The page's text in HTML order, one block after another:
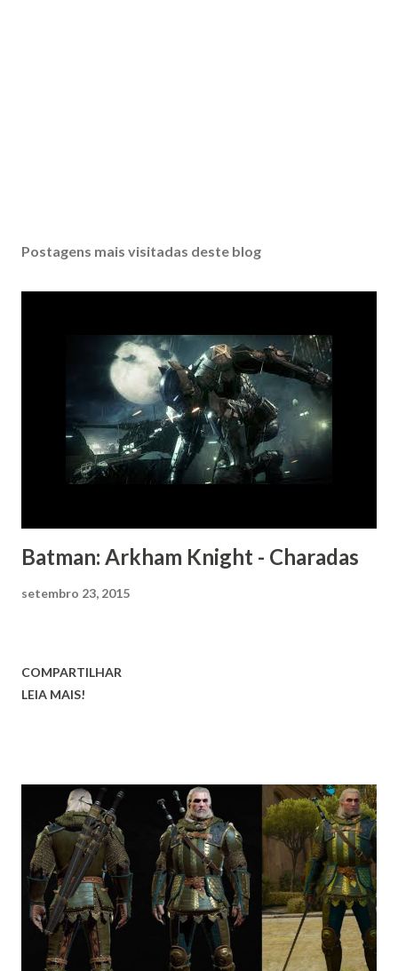
Postagens mais visitadas deste blog
Batman: Arkham Knight - Charadas
setembro 23, 2015
COMPARTILHAR
LEIA MAIS!